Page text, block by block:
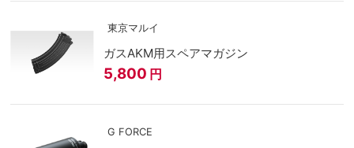
東京マルイ
ガスAKM用スペアマガジン
5,800 円
G FORCE